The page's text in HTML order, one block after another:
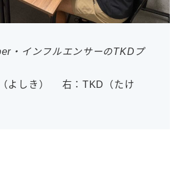
・インフルエンサーのTKDプ
よしき） 右：TKD（たけ